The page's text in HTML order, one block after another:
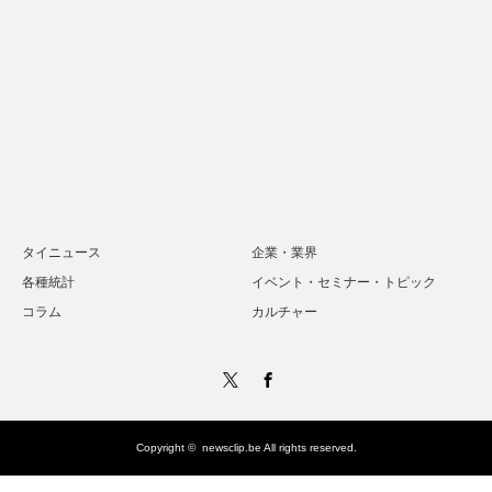
タイニュース
企業・業界
各種統計
イベント・セミナー・トピック
コラム
カルチャー
Copyright © newsclip.be All rights reserved.